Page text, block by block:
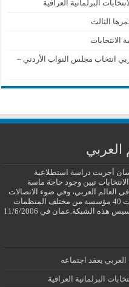
البرلمانية العراقية
الثالث
الانتخابات
انتخاب مجلس النواب الأردني –
العربي
أجريت دراسة استطلاعية
تبين وجود حاجة ماسة
العالم العربي، وفي ضوء الاتصالات
والمشاورات التي استمرت عدة أشهر توافقت 40 مؤسسة من مختلف المنظمات
العربي يعقد اجتماعه
البرلمانية العراقية